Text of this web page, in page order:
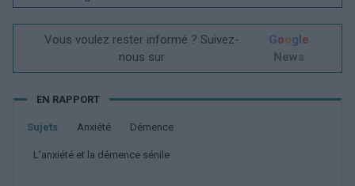
Vous voulez rester informé ? Suivez-
nous sur
Google
News
EN RAPPORT
Sujets Anxiété Démence
L'anxiété et la démence sénile